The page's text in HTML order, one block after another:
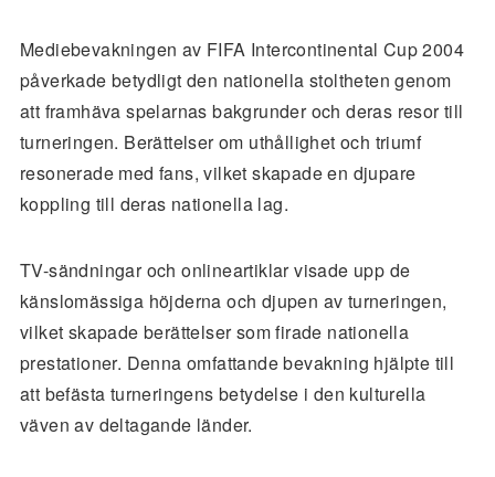
Mediebevakningen av FIFA Intercontinental Cup 2004
påverkade betydligt den nationella stoltheten genom
att framhäva spelarnas bakgrunder och deras resor till
turneringen. Berättelser om uthållighet och triumf
resonerade med fans, vilket skapade en djupare
koppling till deras nationella lag.
TV-sändningar och onlineartiklar visade upp de
känslomässiga höjderna och djupen av turneringen,
vilket skapade berättelser som firade nationella
prestationer. Denna omfattande bevakning hjälpte till
att befästa turneringens betydelse i den kulturella
väven av deltagande länder.